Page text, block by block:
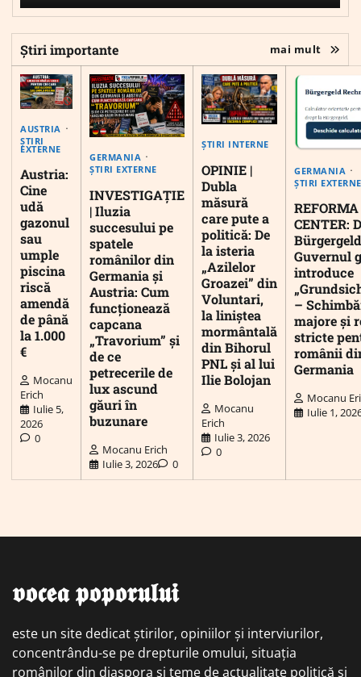
Știri importante mai mult
AUSTRIA
ȘTIRI
EXTERNE
Austria:
Cine
udă
gazonul
sau
umple
piscina
riscă
amendă
de până
la 1.000
€
Mocanu
Erich
Iulie 5,
2026
0
GERMANIA
ȘTIRI EXTERNE
INVESTIGAȚIE
| Iluzia
succesului pe
spatele
românilor din
Germania și
Austria: Cum
funcționează
capcana
„Travorium” și
de ce
petrecerile de
lux ascund
găuri în
buzunare
Mocanu Erich
Iulie 3, 2026
0
ȘTIRI INTERNE
OPINIE |
Dubla
măsură
care pute a
politică: De
la isteria
„Azilelor
Groazei” din
Voluntari,
la liniștea
mormântală
din Bihorul
PNL și al lui
Ilie Bolojan
Mocanu
Erich
Iulie 3, 2026
0
GERMANIA
ȘTIRI EXTERNE
CENTER:
Guvernul
introduce
–
majore și
stricte
românii
Germania
Mocanu
Iulie 1,
𝖛𝖔𝖈𝖊𝖆 𝖕𝖔𝖕𝖔𝖗𝖚𝖑𝖚𝖎
este un site dedicat știrilor, opiniilor și interviurilor,
concentrându-se pe drepturile omului, situația
românilor din diaspora și teme de actualitate politică și